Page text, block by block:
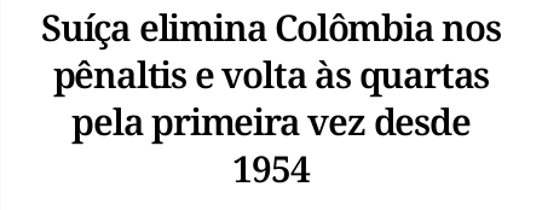
Suíça elimina Colômbia nos
pênaltis e volta às quartas
pela primeira vez desde
1954